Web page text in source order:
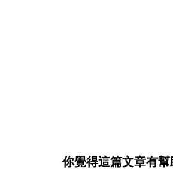
你覺得這篇文章有幫